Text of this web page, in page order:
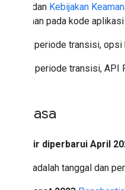
iframe, dan Kebijakan
perubahan pada kode
Selama periode transisi,
Setelah periode transisi,
Linimasa
Terakhir diperbarui April
Berikut adalah tanggal dan